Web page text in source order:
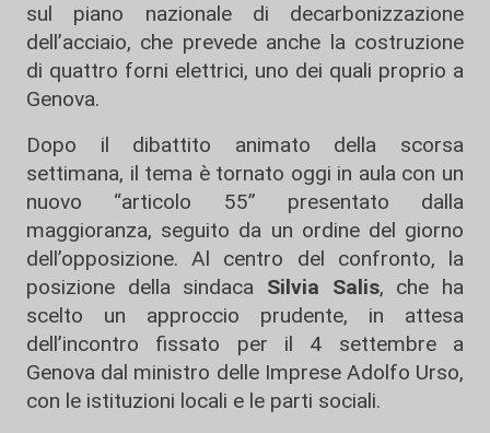
sul piano nazionale di decarbonizzazione
dell’acciaio, che prevede anche la costruzione
di quattro forni elettrici, uno dei quali proprio a
Genova.
Dopo il dibattito animato della scorsa
settimana, il tema è tornato oggi in aula con un
nuovo “articolo 55” presentato dalla
maggioranza, seguito da un ordine del giorno
dell’opposizione. Al centro del confronto, la
posizione della sindaca Silvia Salis, che ha
scelto un approccio prudente, in attesa
dell’incontro fissato per il 4 settembre a
Genova dal ministro delle Imprese Adolfo Urso,
con le istituzioni locali e le parti sociali.